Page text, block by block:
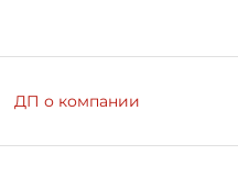
ДП о компании